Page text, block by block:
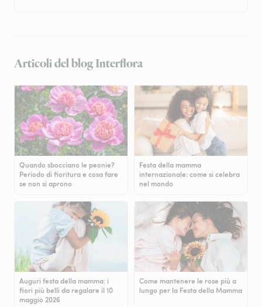
Articoli del blog Interflora
Quando sbocciano le peonie?
Periodo di fioritura e cosa fare
se non si aprono
Festa della mamma
internazionale: come si celebra
nel mondo
Auguri festa della mamma: i
fiori più belli da regalare il 10
maggio 2026
Come mantenere le rose più a
lungo per la Festa della Mamma